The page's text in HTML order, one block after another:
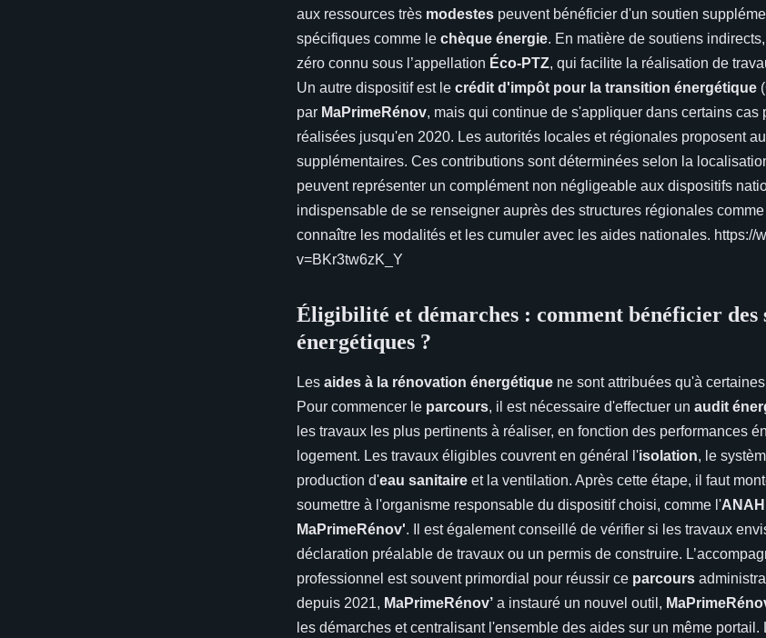
aux ressources très modestes peuvent bénéficier d'un soutien
spécifiques comme le chèque énergie. En matière de soutiens
zéro connu sous l’appellation Éco-PTZ, qui facilite la réalisation de
Un autre dispositif est le crédit d'impôt pour la transition énergétique
par MaPrimeRénov, mais qui continue de s'appliquer dans certains cas
réalisées jusqu'en 2020. Les autorités locales et régionales proposent
supplémentaires. Ces contributions sont déterminées selon la
peuvent représenter un complément non négligeable aux dispositifs
indispensable de se renseigner auprès des structures régionales comme
connaître les modalités et les cumuler avec les aides nationales. https://
v=BKr3tw6zK_Y
Éligibilité et démarches : comment bénéficier des
énergétiques ?
Les aides à la rénovation énergétique ne sont attribuées qu'à
Pour commencer le parcours, il est nécessaire d'effectuer un audit
les travaux les plus pertinents à réaliser, en fonction des performances
logement. Les travaux éligibles couvrent en général l'isolation, le
production d'eau sanitaire et la ventilation. Après cette étape, il faut
soumettre à l'organisme responsable du dispositif choisi, comme l'ANAH
MaPrimeRénov'. Il est également conseillé de vérifier si les travaux
déclaration préalable de travaux ou un permis de construire.
professionnel est souvent primordial pour réussir ce parcours
depuis 2021, MaPrimeRénov’ a instauré un nouvel outil,
les démarches et centralisant l'ensemble des aides sur un même portail.